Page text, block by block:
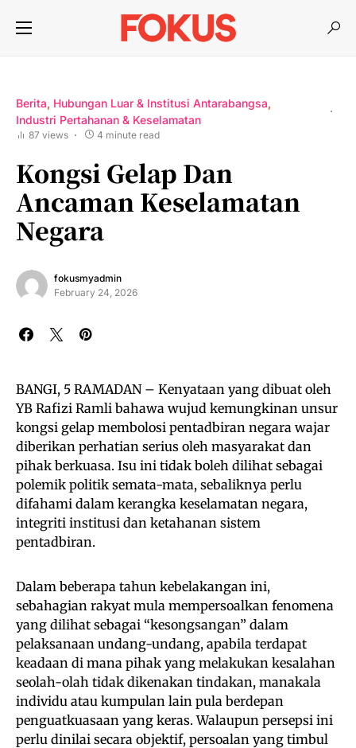
Berita Hubungan Luar & Institusi Antarabangsa
Industri Pertahanan & Keselamatan
87 views 4 minute read
Kongsi Gelap Dan
Ancaman Keselamatan
Negara
fokusmyadmin
February 24, 2026
BANGI, 5 RAMADAN – Kenyataan yang dibuat oleh
YB Rafizi Ramli bahawa wujud kemungkinan unsur
kongsi gelap membolosi pentadbiran negara wajar
diberikan perhatian serius oleh masyarakat dan
pihak berkuasa. Isu ini tidak boleh dilihat sebagai
polemik politik semata-mata, sebaliknya perlu
difahami dalam kerangka keselamatan negara,
integriti institusi dan ketahanan sistem
pentadbiran.
Dalam beberapa tahun kebelakangan ini,
sebahagian rakyat mula mempersoalkan fenomena
yang dilihat sebagai “kesongsangan” dalam
pelaksanaan undang-undang, apabila terdapat
keadaan di mana pihak yang melakukan kesalahan
seolah-olah tidak dikenakan tindakan, manakala
individu atau kumpulan lain pula berdepan
penguatkuasaan yang keras. Walaupun persepsi ini
perlu dinilai secara objektif, persoalan yang timbul